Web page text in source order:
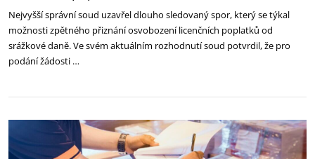
Nejvyšší správní soud uzavřel dlouho sledovaný spor, který se týkal
možnosti zpětného přiznání osvobození licenčních poplatků od
srážkové daně. Ve svém aktuálním rozhodnutí soud potvrdil, že pro
podání žádosti …